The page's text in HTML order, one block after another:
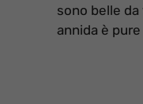
sono belle
annida è